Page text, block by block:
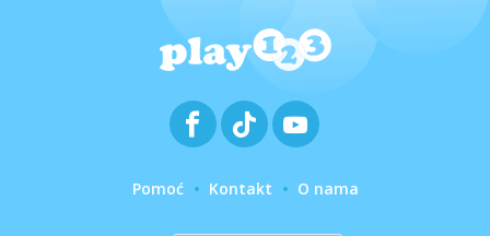
Pomoć Kontakt O nama